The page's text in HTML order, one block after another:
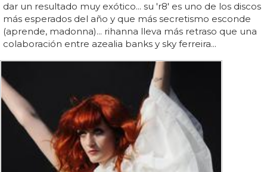
dar un resultado muy exótico... su 'r8' es uno de los discos
más esperados del año y que más secretismo esconde
(aprende, madonna)... rihanna lleva más retraso que una
colaboración entre azealia banks y sky ferreira...